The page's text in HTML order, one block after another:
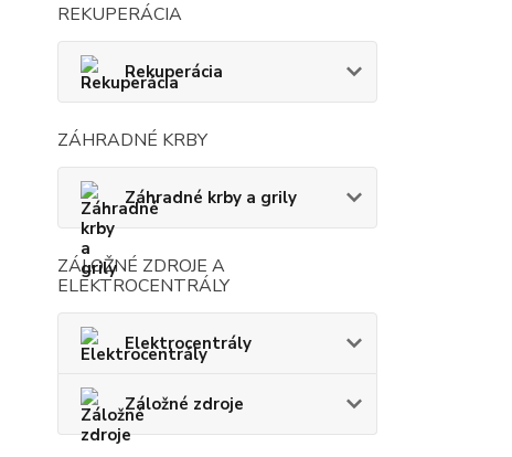
REKUPERÁCIA
Rekuperácia
ZÁHRADNÉ KRBY
Záhradné krby a grily
ZÁLOŽNÉ ZDROJE A
ELEKTROCENTRÁLY
Elektrocentrály
Záložné zdroje